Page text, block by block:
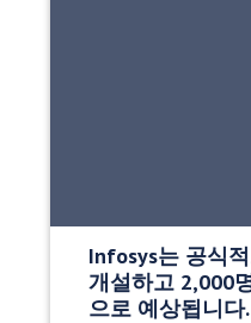
Infosys는 공식
개설하고 2,000
으로 예상됩니다.